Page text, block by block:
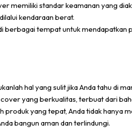
memiliki standar keamanan yang
kendaraan berat.
berbagai tempat untuk mendapatkan
hal yang sulit jika Anda tahu di
yang berkualitas, terbuat dari
produk yang tepat, Anda tidak hanya
bangun aman dan terlindungi.